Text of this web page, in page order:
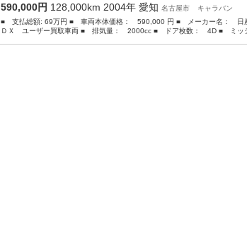
590,000円 128,000km 2004年 愛知 名古屋市
キャラバン
■ 支払総額: 69万円 ■ 車両本体価格： 590,000 円 ■ メーカー名：
ＤＸ ユーザー買取車両 ■ 排気量： 2000cc ■ ドア枚数： 4D ■ ミッシ